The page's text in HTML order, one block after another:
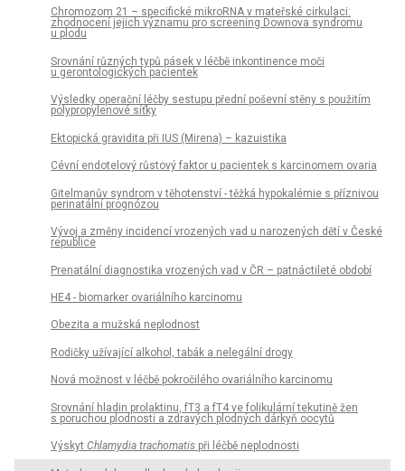
Chromozom 21 – specifické mikroRNA v mateřské cirkulaci:
zhodnocení jejich významu pro screening Downova syndromu
u plodu
Srovnání různých typů pásek v léčbě inkontinence moči
u gerontologických pacientek
Výsledky operační léčby sestupu přední poševní stěny s použitím
polypropylenové síťky
Ektopická gravidita při IUS (Mirena) – kazuistika
Cévní endotelový růstový faktor u pacientek s karcinomem ovaria
Gitelmanův syndrom v těhotenství - těžká hypokalémie s příznivou
perinatální prognózou
Vývoj a změny incidencí vrozených vad u narozených dětí v České
republice
Prenatální diagnostika vrozených vad v ČR – patnáctileté období
HE4 - biomarker ovariálního karcinomu
Obezita a mužská neplodnost
Rodičky užívající alkohol, tabák a nelegální drogy
Nová možnost v léčbě pokročilého ovariálního karcinomu
Srovnání hladin prolaktinu, fT3 a fT4 ve folikulární tekutině žen
s poruchou plodnosti a zdravých plodných dárkyň oocytů
Výskyt Chlamydia trachomatis při léčbě neplodnosti